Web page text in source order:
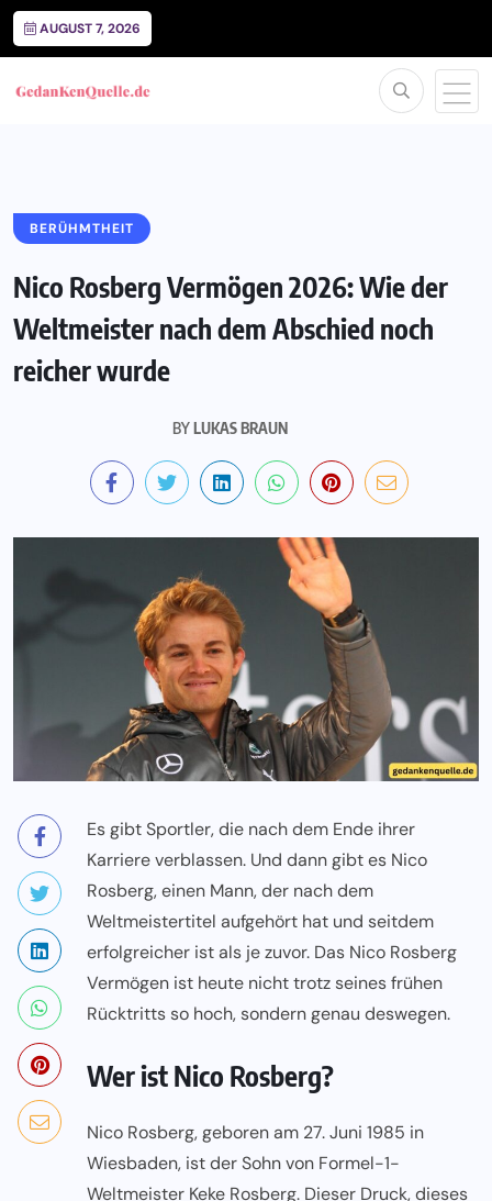
AUGUST 7, 2026
BERÜHMTHEIT
Nico Rosberg Vermögen 2026: Wie der
Weltmeister nach dem Abschied noch
reicher wurde
BYLUKAS BRAUN
Es gibt Sportler, die nach dem Ende ihrer
Karriere verblassen. Und dann gibt es Nico
Rosberg, einen Mann, der nach dem
Weltmeistertitel aufgehört hat und seitdem
erfolgreicher ist als je zuvor. Das Nico Rosberg
Vermögen ist heute nicht trotz seines frühen
Rücktritts so hoch, sondern genau deswegen.
Wer ist Nico Rosberg?
Nico Rosberg, geboren am 27. Juni 1985 in
Wiesbaden, ist der Sohn von Formel-1-
Weltmeister Keke Rosberg. Dieser Druck, dieses